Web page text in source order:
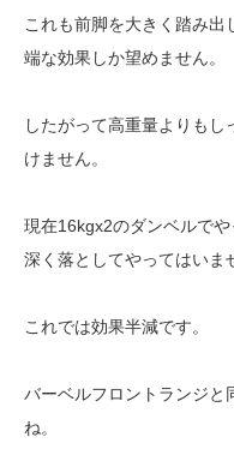
これも前脚を大きく踏み
端な効果しか望めません。
したがって高重量よりも
けません。
現在16kgx2のダンベルで
深く落としてやってはいま
これでは効果半減です。
バーベルフロントランジと
ね。